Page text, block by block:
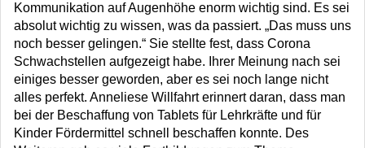
Kommunikation auf Augenhöhe enorm wichtig sind. Es sei
absolut wichtig zu wissen, was da passiert. „Das muss uns
noch besser gelingen.“ Sie stellte fest, dass Corona
Schwachstellen aufgezeigt habe. Ihrer Meinung nach sei
einiges besser geworden, aber es sei noch lange nicht
alles perfekt. Anneliese Willfahrt erinnert daran, dass man
bei der Beschaffung von Tablets für Lehrkräfte und für
Kinder Fördermittel schnell beschaffen konnte. Des